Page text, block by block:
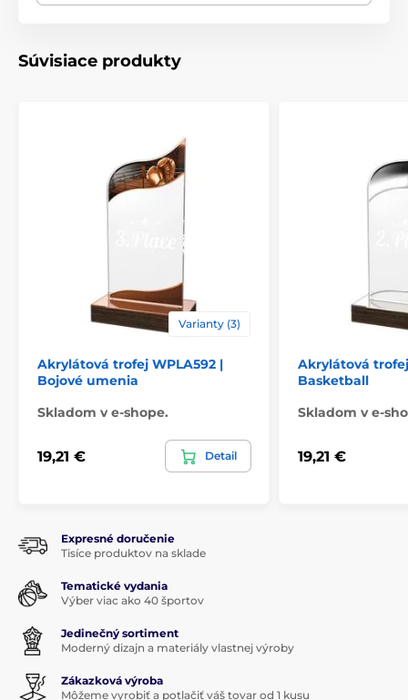
Súvisiace produkty
Varianty (3)
Akrylátová trofej WPLA592 |
Bojové umenia
Skladom v e-shope.
19,21 € Detail
Akrylátová
Basketball
Skladom v e-
19,21 €
Expresné doručenie
Tisíce produktov na sklade
Tematické vydania
Výber viac ako 40 športov
Jedinečný sortiment
Moderný dizajn a materiály vlastnej výroby
Zákazková výroba
Môžeme vyrobiť a potlačiť váš tovar od 1 kusu